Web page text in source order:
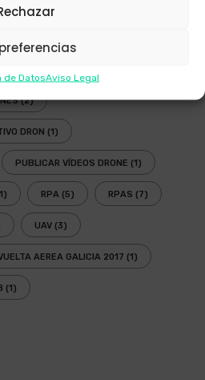
de DatosAviso Legal
OPERADOR AESA
(2)
DRON (1)
PUBLICAR VÍDEOS DRONE (1)
RPA (5) RPAS (7)
UAV (3)
AEREA GALICIA 2017 (1)
(1)